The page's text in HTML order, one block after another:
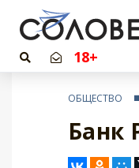
18+
ОБЩЕСТВО
Банк